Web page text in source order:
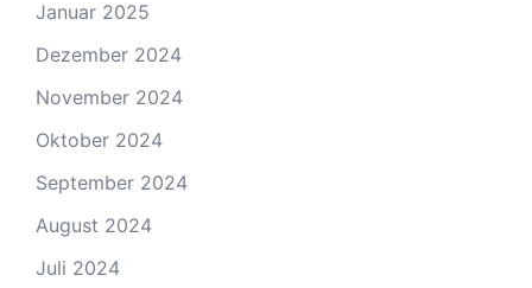
Januar 2025
Dezember 2024
November 2024
Oktober 2024
September 2024
August 2024
Juli 2024